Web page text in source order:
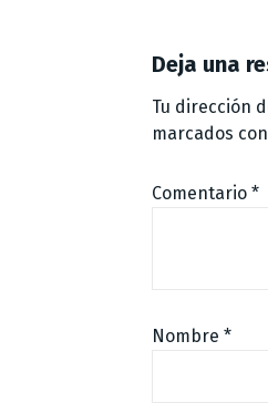
Deja una
Tu dirección
marcados con
Comentario *
Nombre *